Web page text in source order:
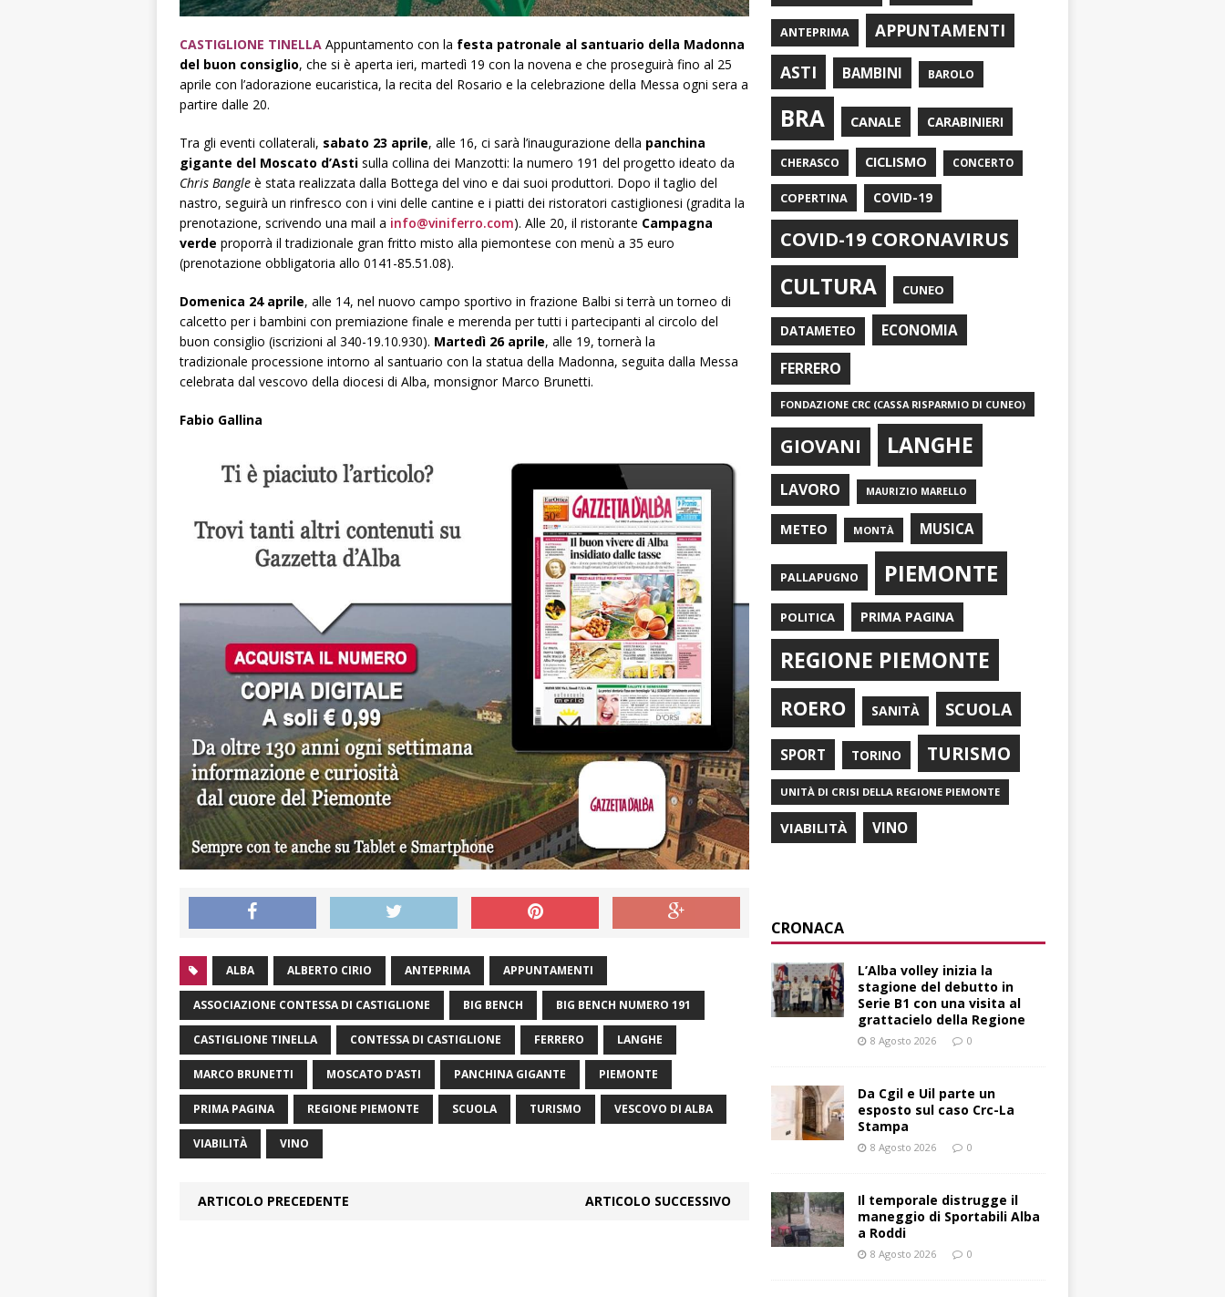
CASTIGLIONE TINELLA Appuntamento con la festa patronale al santuario della Madonna
del buon consiglio, che si è aperta ieri, martedì 19 con la novena e che proseguirà fino al 25
aprile con l’adorazione eucaristica, la recita del Rosario e la celebrazione della Messa ogni sera a
partire dalle 20.
Tra gli eventi collaterali, sabato 23 aprile, alle 16, ci sarà l’inaugurazione della panchina
gigante del Moscato d’Asti sulla collina dei Manzotti: la numero 191 del progetto ideato da
Chris Bangle è stata realizzata dalla Bottega del vino e dai suoi produttori. Dopo il taglio del
nastro, seguirà un rinfresco con i vini delle cantine e i piatti dei ristoratori castiglionesi (gradita la
prenotazione, scrivendo una mail a info@viniferro.com). Alle 20, il ristorante Campagna
verde proporrà il tradizionale gran fritto misto alla piemontese con menù a 35 euro
(prenotazione obbligatoria allo 0141-85.51.08).
Domenica 24 aprile, alle 14, nel nuovo campo sportivo in frazione Balbi si terrà un torneo di
calcetto per i bambini con premiazione finale e merenda per tutti i partecipanti al circolo del
buon consiglio (iscrizioni al 340-19.10.930). Martedì 26 aprile, alle 19, tornerà la
tradizionale processione intorno al santuario con la statua della Madonna, seguita dalla Messa
celebrata dal vescovo della diocesi di Alba, monsignor Marco Brunetti.
Fabio Gallina
ALBA ALBERTO CIRIO ANTEPRIMA APPUNTAMENTI
ASSOCIAZIONE CONTESSA DI CASTIGLIONE BIG BENCH BIG BENCH NUMERO 191
CASTIGLIONE TINELLA CONTESSA DI CASTIGLIONE FERRERO LANGHE
MARCO BRUNETTI MOSCATO D'ASTI PANCHINA GIGANTE PIEMONTE
PRIMA PAGINA REGIONE PIEMONTE SCUOLA TURISMO VESCOVO DI ALBA
VIABILITÀ VINO
ARTICOLO PRECEDENTE ARTICOLO SUCCESSIVO
ANTEPRIMA
APPUNTAMENTI
ASTI
BAMBINI BAROLO
BRA CANALE CARABINIERI
CHERASCO CICLISMO CONCERTO
COPERTINA COVID-19
COVID-19 CORONAVIRUS
CULTURA CUNEO
DATAMETEO ECONOMIA
FERRERO
FONDAZIONE CRC (CASSA RISPARMIO DI CUNEO)
GIOVANI LANGHE
LAVORO MAURIZIO MARELLO
METEO MONTÀ MUSICA
PALLAPUGNO PIEMONTE
POLITICA PRIMA PAGINA
REGIONE PIEMONTE
ROERO SANITÀ SCUOLA
SPORT TORINO TURISMO
UNITÀ DI CRISI DELLA REGIONE PIEMONTE
VIABILITÀ VINO
CRONACA
L’Alba volley inizia la
stagione del debutto in
Serie B1 con una visita al
grattacielo della Regione
8 Agosto 2026 0
Da Cgil e Uil parte un
esposto sul caso Crc-La
Stampa
8 Agosto 2026 0
Il temporale distrugge il
maneggio di Sportabili Alba
a Roddi
8 Agosto 2026 0